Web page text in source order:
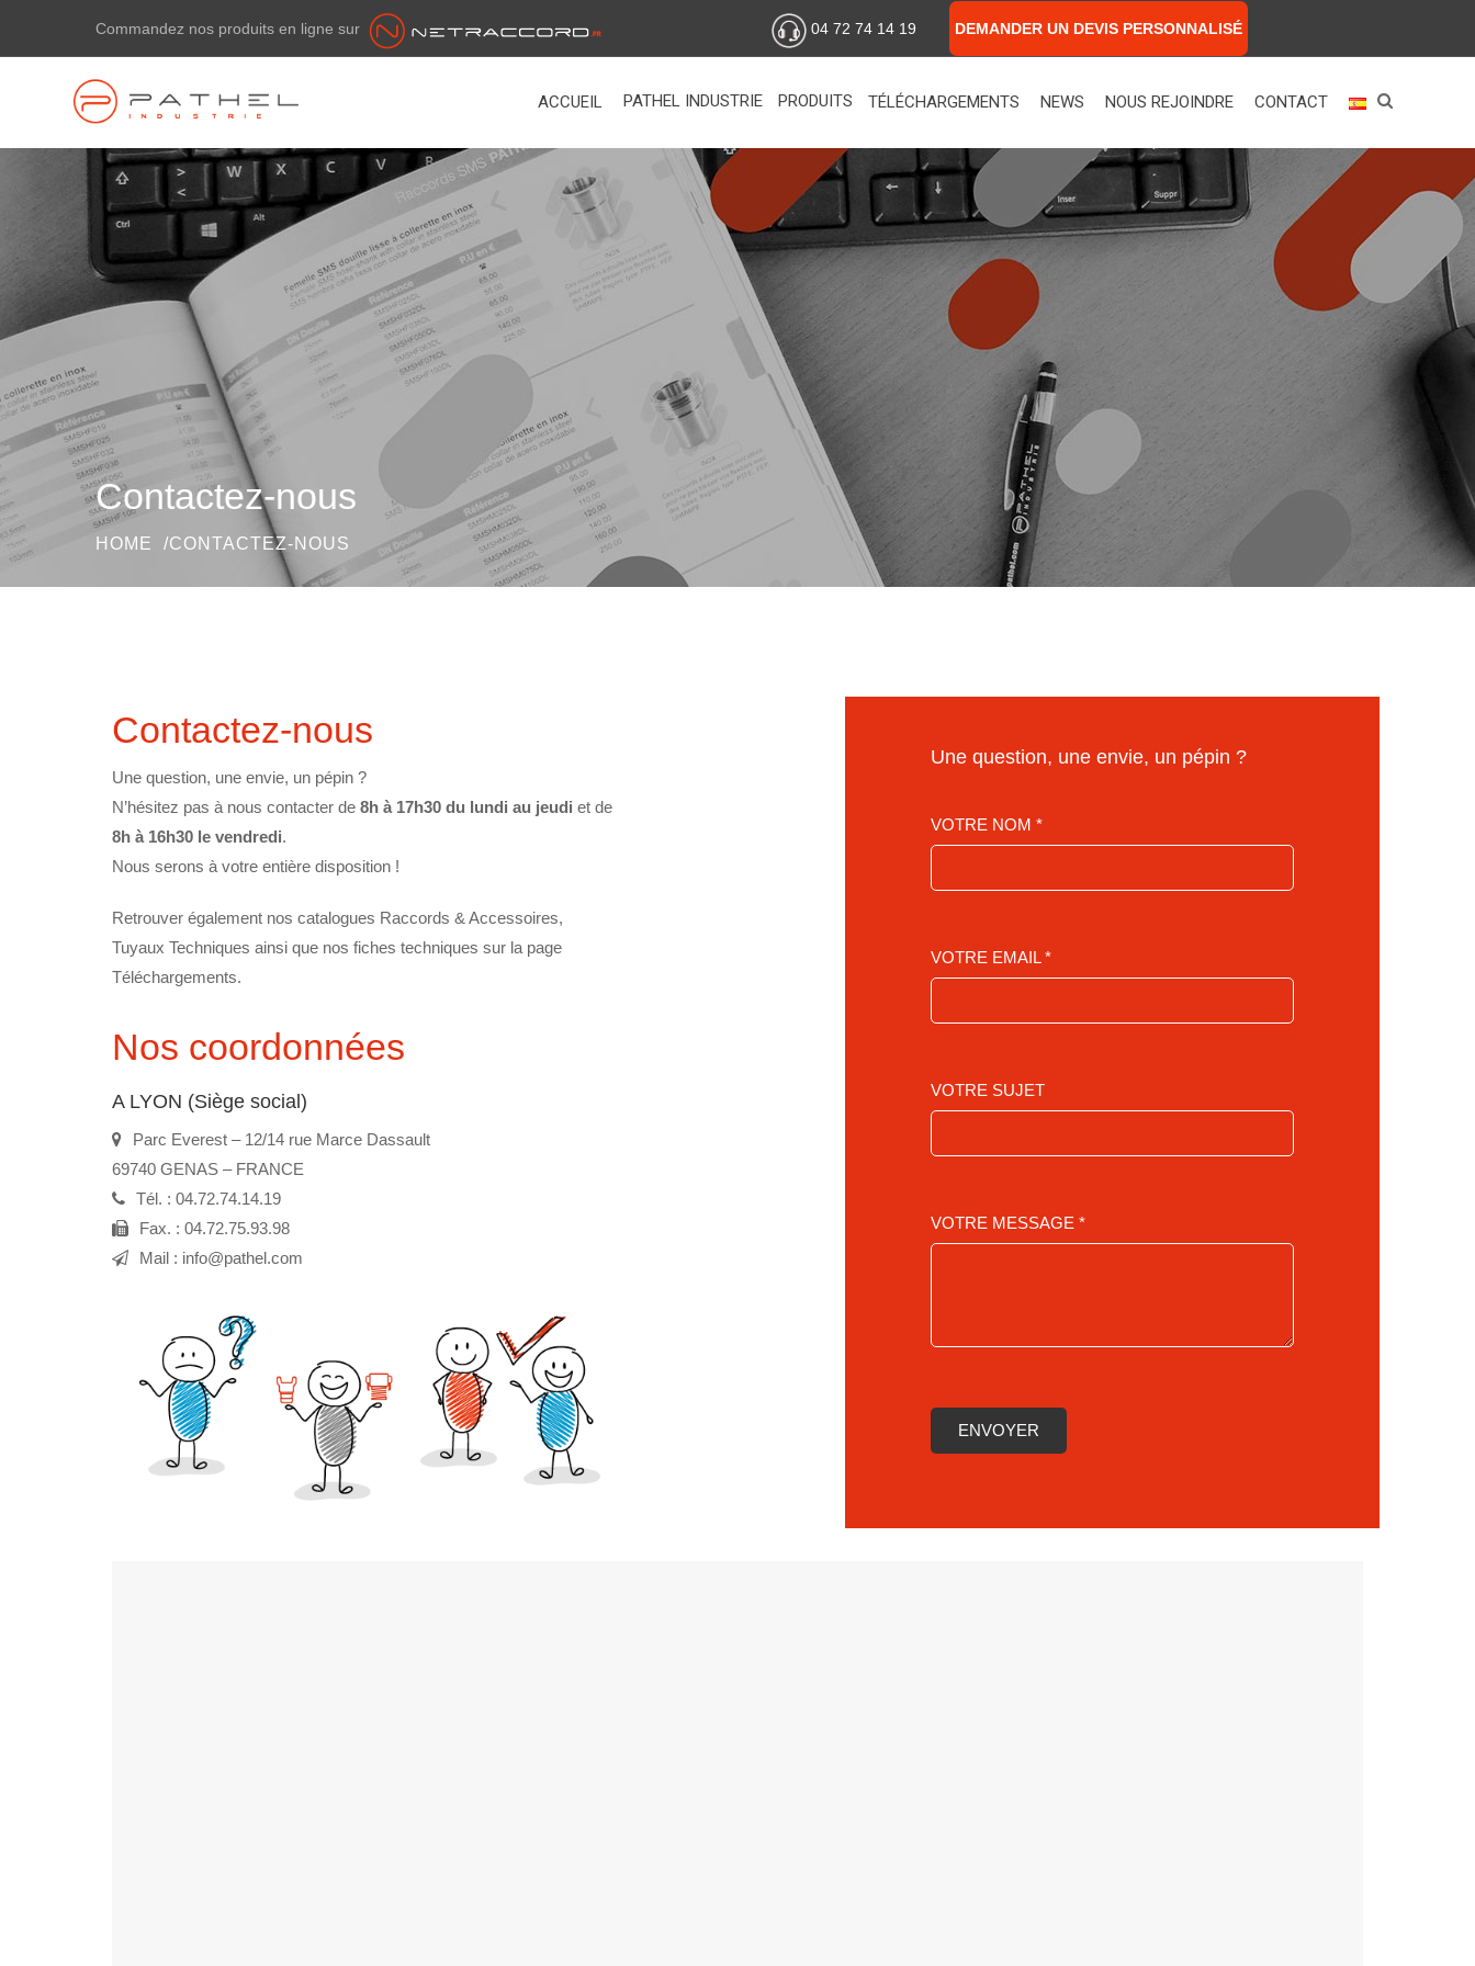
Commandez nos produits en ligne sur 04 72 74 14 19 DEMANDER UN DEVIS PERSONNALISÉ
ACCUEIL PATHEL INDUSTRIE PRODUITS TÉLÉCHARGEMENTS NEWS NOUS REJOINDRE CONTACT
Contactez-nous
HOME CONTACTEZ-NOUS
Contactez-nous
Une question, une envie, un pépin ?
N’hésitez pas à nous contacter de 8h à 17h30 du lundi au jeudi et de
8h à 16h30 le vendredi.
Nous serons à votre entière disposition !
Retrouver également nos catalogues Raccords & Accessoires,
Tuyaux Techniques ainsi que nos fiches techniques sur la page
Téléchargements.
Nos coordonnées
A LYON (Siège social)
Parc Everest – 12/14 rue Marce Dassault
69740 GENAS – FRANCE
Tél. : 04.72.74.14.19
Fax. : 04.72.75.93.98
Mail : info@pathel.com
Une question, une envie, un pépin ?
VOTRE NOM *
VOTRE EMAIL *
VOTRE SUJET
VOTRE MESSAGE *